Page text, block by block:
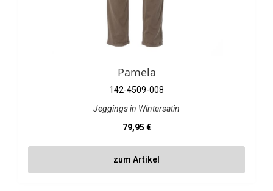
Pamela
142-4509-008
Jeggings in Wintersatin
Regulärer Preis:
79,95 €
zum Artikel